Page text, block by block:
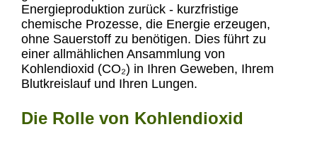
Energieproduktion zurück - kurzfristige
chemische Prozesse, die Energie erzeugen,
ohne Sauerstoff zu benötigen. Dies führt zu
einer allmählichen Ansammlung von
Kohlendioxid (CO₂) in Ihren Geweben, Ihrem
Blutkreislauf und Ihren Lungen.
Die Rolle von Kohlendioxid